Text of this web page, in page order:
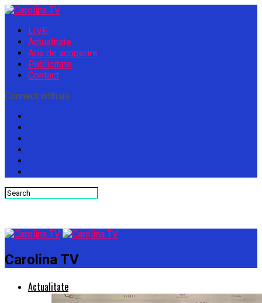
LIVE
Actualitate
Aria de acoperire
Publicitate
Contact
Connect with us
Carolina TV
Actualitate